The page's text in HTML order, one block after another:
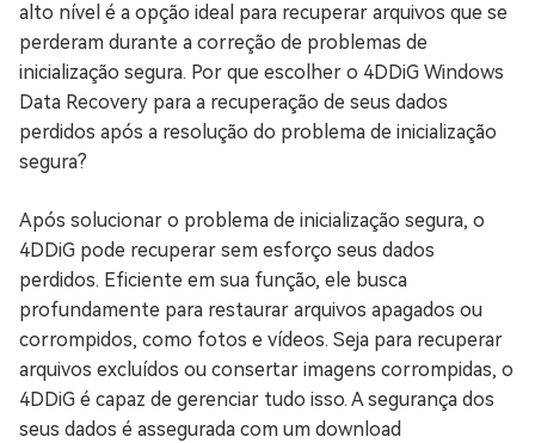
alto nível é a opção ideal para recuperar arquivos que se
perderam durante a correção de problemas de
inicialização segura. Por que escolher o 4DDiG Windows
Data Recovery para a recuperação de seus dados
perdidos após a resolução do problema de inicialização
segura?
Após solucionar o problema de inicialização segura, o
4DDiG pode recuperar sem esforço seus dados
perdidos. Eficiente em sua função, ele busca
profundamente para restaurar arquivos apagados ou
corrompidos, como fotos e vídeos. Seja para recuperar
arquivos excluídos ou consertar imagens corrompidas, o
4DDiG é capaz de gerenciar tudo isso. A segurança dos
seus dados é assegurada com um download